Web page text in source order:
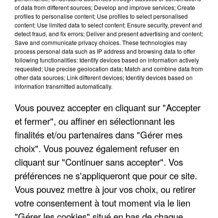
UNE TOURISTE DE L’OISE EMPORTÉE PAR UNE
COULÉE DE BOUE EN HAUTE-SAVOIE
of data from different sources; Develop and improve services; Create
profiles to personalise content; Use profiles to select personalised
content; Use limited data to select content; Ensure security, prevent and
detect fraud, and fix errors; Deliver and present advertising and content;
Save and communicate privacy choices. These technologies may
process personal data such as IP address and browsing data to offer
following functionalities: Identify devices based on information actively
requested; Use precise geolocation data; Match and combine data from
other data sources; Link different devices; Identify devices based on
information transmitted automatically.
Vous pouvez accepter en cliquant sur "Accepter
et fermer", ou affiner en sélectionnant les
finalités et/ou partenaires dans "Gérer mes
choix". Vous pouvez également refuser en
cliquant sur "Continuer sans accepter". Vos
préférences ne s'appliqueront que pour ce site.
Vous pouvez mettre à jour vos choix, ou retirer
votre consentement à tout moment via le lien